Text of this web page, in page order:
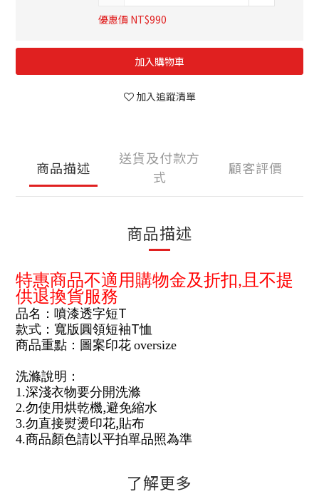
優惠價 NT$990
加入購物車
加入追蹤清單
商品描述
送貨及付款方
式
顧客評價
商品描述
特惠商品不適用購物金及折扣,且不提
供退換貨服務
品名：噴漆透字短T
款式：寬版圓領短袖T恤
商品重點：圖案印花 oversize
洗滌說明：
1.深淺衣物要分開洗滌
2.勿使用烘乾機,避免縮水
3.勿直接熨燙印花,貼布
4.商品顏色請以平拍單品照為準
了解更多